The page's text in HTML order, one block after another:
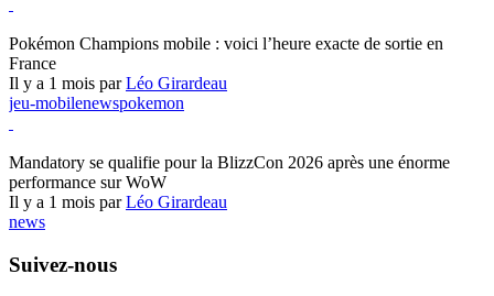
Pokémon Champions mobile : voici l’heure exacte de sortie en
France
Il y a 1 mois parLéo Girardeau
jeu-mobilenewspokemon
Mandatory se qualifie pour la BlizzCon 2026 après une énorme
performance sur WoW
Il y a 1 mois parLéo Girardeau
news
Suivez-nous